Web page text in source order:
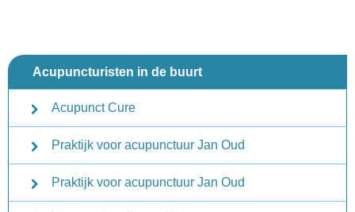
Acupuncturisten in de buurt
Acupunct Cure
Praktijk voor acupunctuur Jan Oud
Praktijk voor acupunctuur Jan Oud